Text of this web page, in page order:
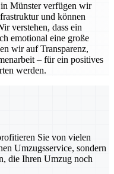
Münster verfügen wir
und können
verstehen, dass ein
emotional eine große
wir auf Transparenz,
– für ein positives
werden.
Sie von vielen
Umzugsservice, sondern
die Ihren Umzug noch